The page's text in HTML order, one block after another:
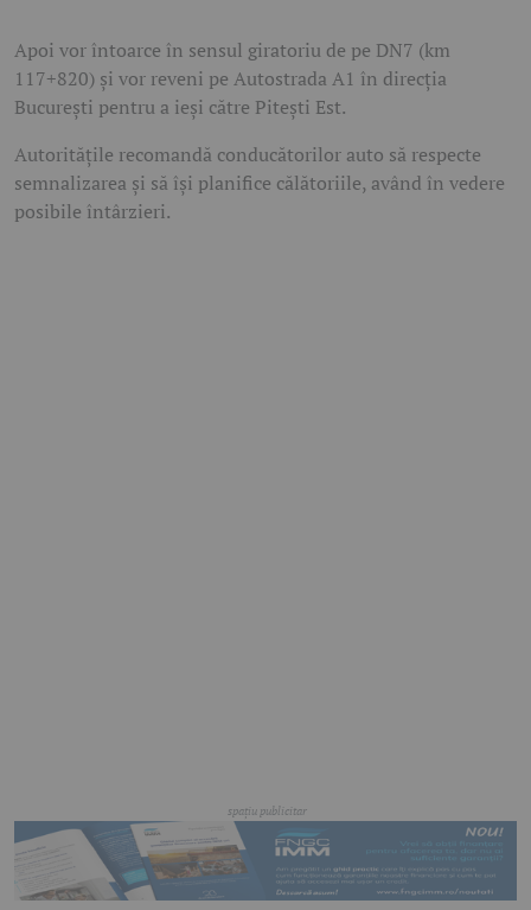
Apoi vor întoarce în sensul giratoriu de pe DN7 (km
117+820) și vor reveni pe Autostrada A1 în direcția
București pentru a ieși către Pitești Est.
Autoritățile recomandă conducătorilor auto să respecte
semnalizarea și să își planifice călătoriile, având în vedere
posibile întârzieri.